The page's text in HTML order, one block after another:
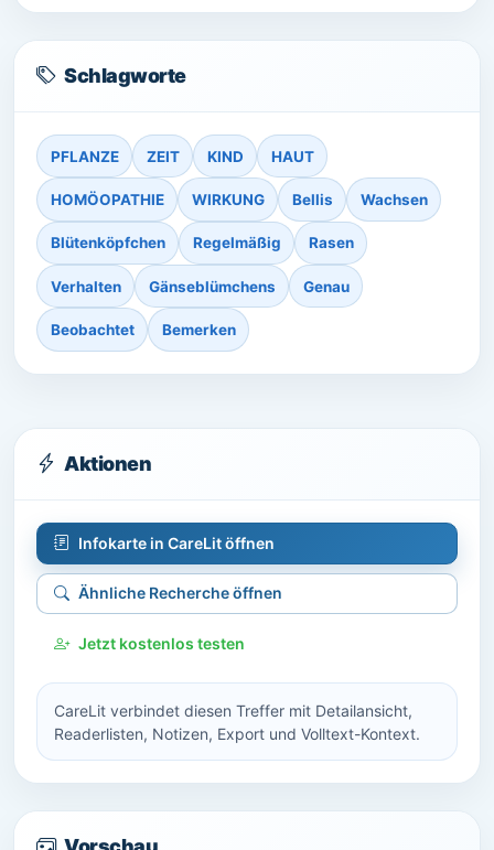
Schlagworte
PFLANZE ZEIT KIND HAUT
HOMÖOPATHIE WIRKUNG Bellis Wachsen
Blütenköpfchen Regelmäßig Rasen
Verhalten Gänseblümchens Genau
Beobachtet Bemerken
Aktionen
Infokarte in CareLit öffnen
Ähnliche Recherche öffnen
Jetzt kostenlos testen
CareLit verbindet diesen Treffer mit Detailansicht,
Readerlisten, Notizen, Export und Volltext-Kontext.